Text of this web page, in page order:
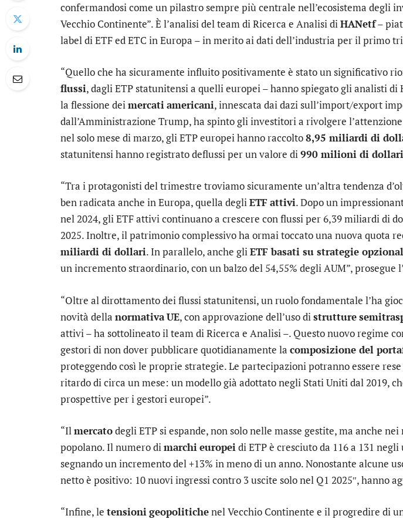
confermandosi come un pilastro sempre più centrale nell’ecosistema degli
Vecchio Continente”. È l’analisi del team di Ricerca e Analisi diHANetf–
label di ETF ed ETC in Europa – in merito ai dati dell’industria per il primo
“Quello che ha sicuramente influito positivamente è stato un significativo
flussi, dagli ETP statunitensi a quelli europei – hanno spiegato gli analisti
la flessione deimercatiamericani, innescata dai dazi sull’import/export
dall’Amministrazione Trump, ha spinto gli investitori a rivolgere l’attenzione
nel solo mese di marzo, gli ETP europei hanno raccolto8,95 miliardi di
statunitensi hanno registrato deflussi per un valore di990 milioni di dollari
“Tra i protagonisti del trimestre troviamo sicuramente un’altra tendenza
ben radicata anche in Europa, quella degliETFattivi. Dopo un
nel 2024, gli ETF attivi continuano a crescere con flussi per 6,39 miliardi di
2025. Inoltre, il patrimonio complessivo ha ormai toccato una nuova quota
miliardi di dollari. In parallelo, anche gliETF basati su strategie
un incremento straordinario, con un balzo del 54,55% degli AUM”, prosegue
“Oltre al dirottamento dei flussi statunitensi, un ruolo fondamentale l’ha
novità della normativaUE, con approvazione dell’uso di strutture
attivi – ha sottolineato il team di Ricerca e Analisi –. Questo nuovo regime
gestori di non dover pubblicare quotidianamente la composizione del
proteggendo così le proprie strategie. Le partecipazioni potranno essere
ritardo di circa un mese: un modello già adottato negli Stati Uniti dal 2019,
prospettive per i gestori europei”.
“Ilmercatodegli ETP si espande, non solo nelle masse gestite, ma anche
popolano. Il numero dimarchieuropeidi ETP è cresciuto da 116 a 131
segnando un incremento del +13% in meno di un anno. Nonostante alcune
netto è positivo: 10 nuovi ingressi contro 3 uscite solo nel Q1 2025″, hanno
“Infine, le tensionigeopolitichenel Vecchio Continente e il progredire di